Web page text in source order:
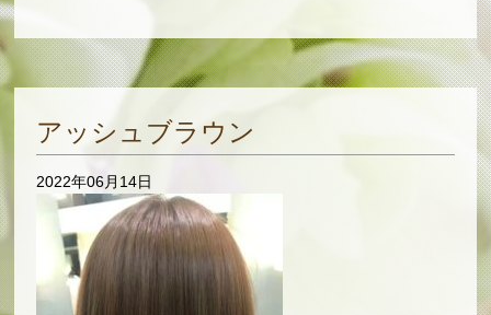
アッシュブラウン
2022年06月14日